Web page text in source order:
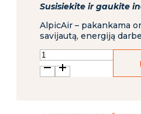
Susisiekite ir gaukite
AlpicAir – pakankama
savijautą, energiją
produkto
kiekis:
Alpicair